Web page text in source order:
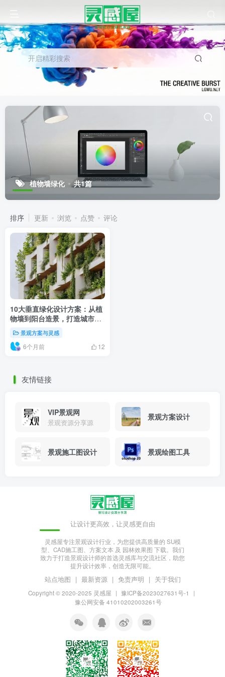
开启精彩搜索
植物墙绿化 共1篇
排序 更新 浏览 点赞 评论
10大垂直绿化设计方案：从植
物墙到阳台造景，打造城市生
态空间
景观方案与灵感
6个月前 12
友情链接
VIP景观网
景观资源分享源
景观方案设计
景观施工图设计 景观绘图工具
让设计更高效，让灵感更自由
灵感屋专注景观设计行业，为您提供高质量的 SU模
型、CAD施工图、方案文本 及 园林效果图 下载。我们
致力于打造景观设计师的首选灵感库与交流社区，助您
提升设计效率，创造无限可能。
站点地图 | 最新资源 | 免责声明 | 关于我们
Copyright © 2020-2025 灵感屋 | 豫ICP备2023027631号-1
|
豫公网安备 41010202003261号